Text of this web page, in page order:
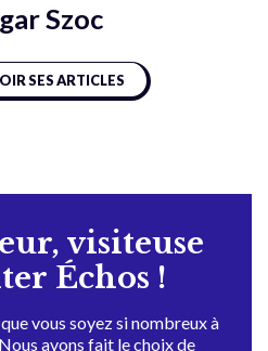
Szoc
SES ARTICLES
visiteuse
Échos !
vous soyez si nombreux à
avons fait le choix de